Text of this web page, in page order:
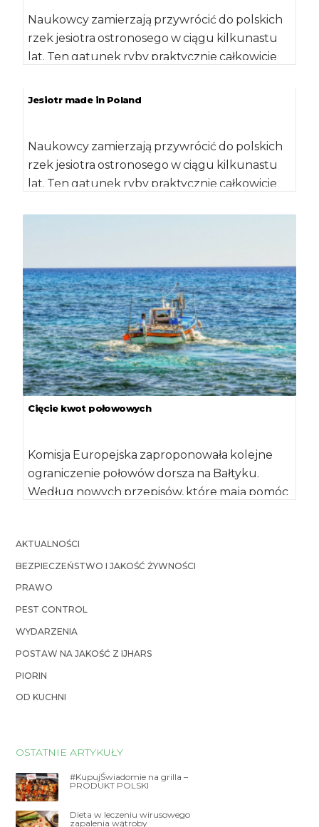
Naukowcy zamierzają przywrócić do polskich
rzek jesiotra ostronosego w ciągu kilkunastu
lat. Ten gatunek ryby praktycznie całkowicie
Jesiotr made in Poland
Naukowcy zamierzają przywrócić do polskich
rzek jesiotra ostronosego w ciągu kilkunastu
lat. Ten gatunek ryby praktycznie całkowicie
Cięcie kwot połowowych
Komisja Europejska zaproponowała kolejne
ograniczenie połowów dorsza na Bałtyku.
Według nowych przepisów, które mają pomóc
AKTUALNOŚCI
BEZPIECZEŃSTWO I JAKOŚĆ ŻYWNOŚCI
PRAWO
PEST CONTROL
WYDARZENIA
POSTAW NA JAKOŚĆ Z IJHARS
PIORIN
OD KUCHNI
OSTATNIE ARTYKUŁY
#KupujŚwiadomie na grilla –
PRODUKT POLSKI
Dieta w leczeniu wirusowego
zapalenia wątroby